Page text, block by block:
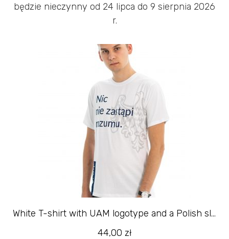
będzie nieczynny od 24 lipca do 9 sierpnia 2026
r.
White T-shirt with UAM logotype and a Polish slogan
44,00 zł